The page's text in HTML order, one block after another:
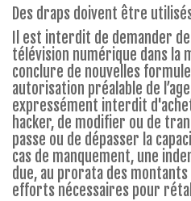
Des draps doivent être
Il est interdit de demander
télévision numérique dans la
conclure de nouvelles
autorisation préalable de
expressément interdit
hacker, de modifier ou de
passe ou de dépasser la
cas de manquement, une
due, au prorata des
efforts nécessaires pour